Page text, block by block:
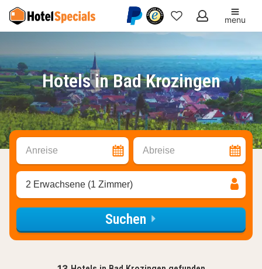
Meine
menu
Hotels in Bad Krozingen
Anreise Abreise
2 Erwachsene (1 Zimmer)
Suchen